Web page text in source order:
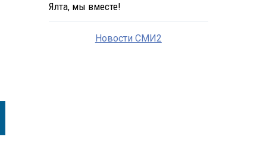
Ялта, мы вместе!
Новости СМИ2